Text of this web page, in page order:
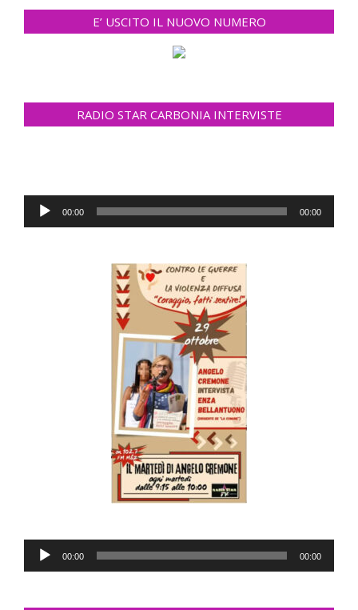
E’ USCITO IL NUOVO NUMERO
RADIO STAR CARBONIA INTERVISTE
Audio
Player
00:00 00:00
Audio
Player
00:00 00:00